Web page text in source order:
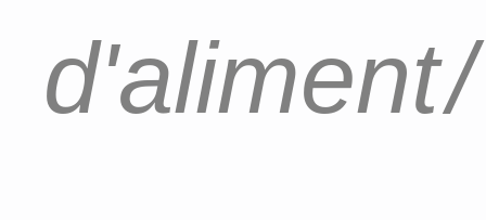
d'aliment